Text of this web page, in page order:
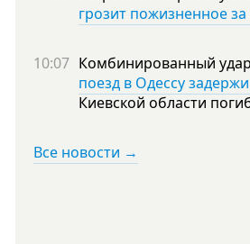
грозит пожизненное
10:07 Комбинированный
поезд в Одессу
Киевской области
Все новости →